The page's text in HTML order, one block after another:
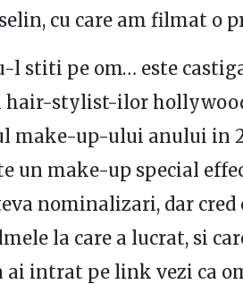
cu care am filmat o
l stiti pe om… este
stylist-ilor
make-up-ului anului in
un make-up special
nominalizari, dar cred
la care a lucrat, si
ai intrat pe link vezi ca